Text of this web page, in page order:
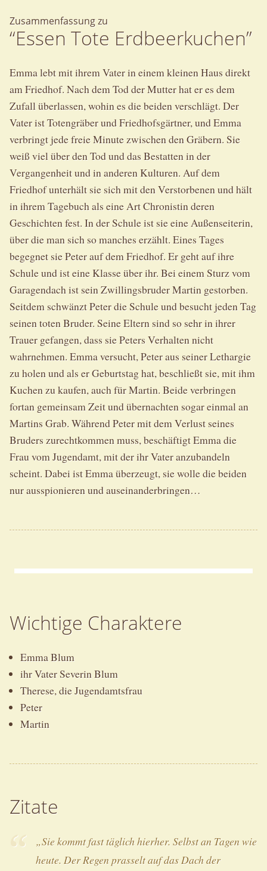
Zusammenfassung zu
“Essen Tote Erdbeerkuchen”
Emma lebt mit ihrem Vater in einem kleinen Haus direkt
am Friedhof. Nach dem Tod der Mutter hat er es dem
Zufall überlassen, wohin es die beiden verschlägt. Der
Vater ist Totengräber und Friedhofsgärtner, und Emma
verbringt jede freie Minute zwischen den Gräbern. Sie
weiß viel über den Tod und das Bestatten in der
Vergangenheit und in anderen Kulturen. Auf dem
Friedhof unterhält sie sich mit den Verstorbenen und hält
in ihrem Tagebuch als eine Art Chronistin deren
Geschichten fest. In der Schule ist sie eine Außenseiterin,
über die man sich so manches erzählt. Eines Tages
begegnet sie Peter auf dem Friedhof. Er geht auf ihre
Schule und ist eine Klasse über ihr. Bei einem Sturz vom
Garagendach ist sein Zwillingsbruder Martin gestorben.
Seitdem schwänzt Peter die Schule und besucht jeden Tag
seinen toten Bruder. Seine Eltern sind so sehr in ihrer
Trauer gefangen, dass sie Peters Verhalten nicht
wahrnehmen. Emma versucht, Peter aus seiner Lethargie
zu holen und als er Geburtstag hat, beschließt sie, mit ihm
Kuchen zu kaufen, auch für Martin. Beide verbringen
fortan gemeinsam Zeit und übernachten sogar einmal an
Martins Grab. Während Peter mit dem Verlust seines
Bruders zurechtkommen muss, beschäftigt Emma die
Frau vom Jugendamt, mit der ihr Vater anzubandeln
scheint. Dabei ist Emma überzeugt, sie wolle die beiden
nur ausspionieren und auseinanderbringen…
Wichtige Charaktere
Emma Blum
ihr Vater Severin Blum
Therese, die Jugendamtsfrau
Peter
Martin
Zitate
„Sie kommt fast täglich hierher. Selbst an Tagen wie
heute. Der Regen prasselt auf das Dach der